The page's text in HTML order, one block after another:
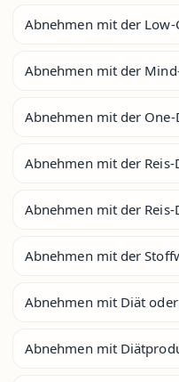
Abnehmen mit der Low-
Abnehmen mit der
Abnehmen mit der One-
Abnehmen mit der Reis-
Abnehmen mit der Reis-
Abnehmen mit der
Abnehmen mit Diät
Abnehmen mit